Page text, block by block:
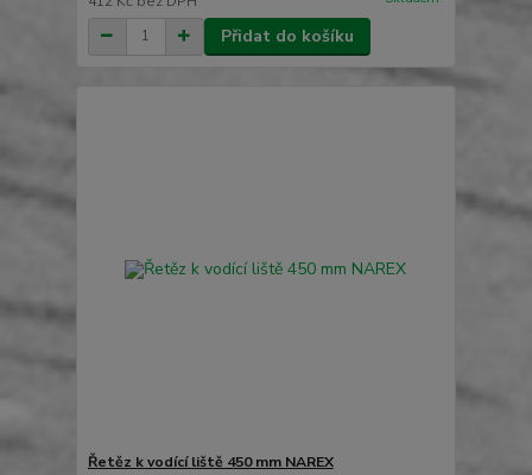
Přidat do košíku
Řetěz k vodící liště 450 mm NAREX